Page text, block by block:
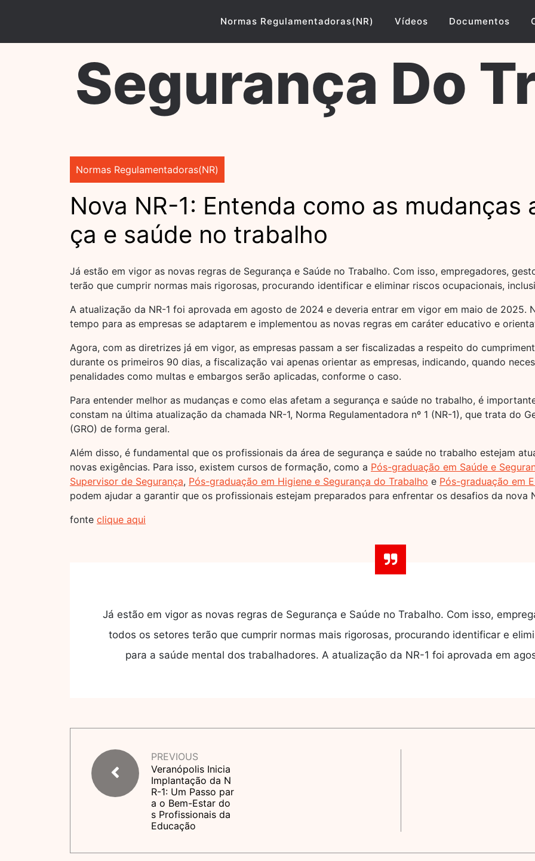
Normas Regulamentadoras(NR) Vídeos Documentos
Segurança Do
Normas Regulamentadoras(NR)
Nova NR-1: Entenda como as mudanças
ça e saúde no trabalho
Já estão em vigor as novas regras de Segurança e Saúde no Trabalho. Com isso, empregadores,
terão que cumprir normas mais rigorosas, procurando identificar e eliminar riscos ocupacionais,
A atualização da NR-1 foi aprovada em agosto de 2024 e deveria entrar em vigor em maio de 2025.
tempo para as empresas se adaptarem e implementou as novas regras em caráter educativo e
Agora, com as diretrizes já em vigor, as empresas passam a ser fiscalizadas a respeito do
durante os primeiros 90 dias, a fiscalização vai apenas orientar as empresas, indicando, quando
penalidades como multas e embargos serão aplicadas, conforme o caso.
Para entender melhor as mudanças e como elas afetam a segurança e saúde no trabalho, é
constam na última atualização da chamada NR-1, Norma Regulamentadora nº 1 (NR-1), que trata do
(GRO) de forma geral.
Além disso, é fundamental que os profissionais da área de segurança e saúde no trabalho estejam
novas exigências. Para isso, existem cursos de formação, como a Pós-graduação em Saúde e
Supervisor de Segurança, Pós-graduação em Higiene e Segurança do Trabalho e Pós-graduação em
podem ajudar a garantir que os profissionais estejam preparados para enfrentar os desafios da nova
fonte clique aqui
Já estão em vigor as novas regras de Segurança e Saúde no Trabalho. Com isso,
todos os setores terão que cumprir normas mais rigorosas, procurando identificar e
para a saúde mental dos trabalhadores. A atualização da NR-1 foi aprovada em
PREVIOUS
Veranópolis Inicia
Implantação da N
R-1: Um Passo par
a o Bem-Estar do
s Profissionais da
Educação